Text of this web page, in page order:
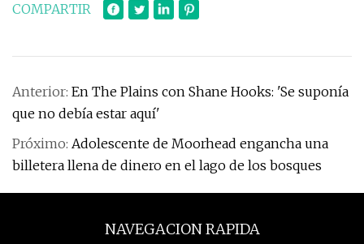
COMPARTIR
Anterior: En The Plains con Shane Hooks: 'Se suponía
que no debía estar aquí'
Próximo: Adolescente de Moorhead engancha una
billetera llena de dinero en el lago de los bosques
NAVEGACION RAPIDA